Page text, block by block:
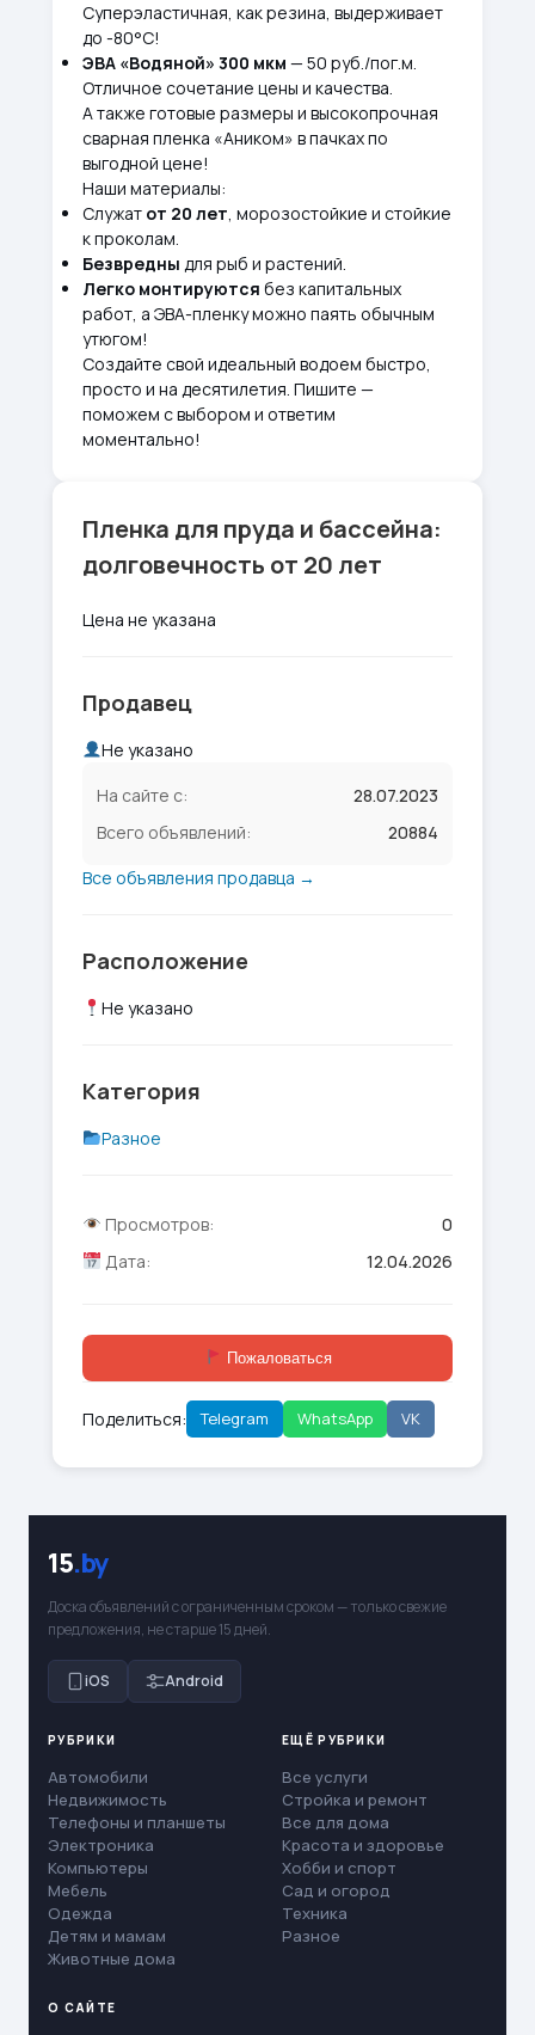
Суперэластичная, как резина, выдерживает
до -80°С!
ЭВА «Водяной» 300 мкм — 50 руб./пог.м.
Отличное сочетание цены и качества.
А также готовые размеры и высокопрочная
сварная пленка «Аником» в пачках по
выгодной цене!
Наши материалы:
Служат от 20 лет, морозостойкие и стойкие
к проколам.
Безвредны для рыб и растений.
Легко монтируются без капитальных
работ, а ЭВА-пленку можно паять обычным
утюгом!
Создайте свой идеальный водоем быстро,
просто и на десятилетия. Пишите —
поможем с выбором и ответим
моментально!
Пленка для пруда и бассейна:
долговечность от 20 лет
Цена не указана
Продавец
Не указано
На сайте с:
28.07.2023
Всего объявлений:
20884
Все объявления продавца →
Расположение
Не указано
Категория
Разное
Просмотров:
0
Дата:
12.04.2026
Пожаловаться
Поделиться: Telegram WhatsApp VK
15.by
Доска объявлений с ограниченным сроком — только свежие
предложения, не старше 15 дней.
iOS Android
РУБРИКИ
Автомобили
Недвижимость
Телефоны и планшеты
Электроника
Компьютеры
Мебель
Одежда
Детям и мамам
Животные дома
ЕЩЁ РУБРИКИ
Все услуги
Стройка и ремонт
Все для дома
Красота и здоровье
Хобби и спорт
Сад и огород
Техника
Разное
О САЙТЕ